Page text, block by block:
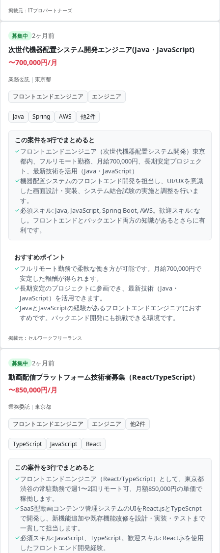
掲載元： ITプロパートナーズ
募集中 2ヶ月前
次世代機器配置システム開発エンジニア(Java・JavaScript)
〜700,000円/月
業務委託 | 東京都
フロントエンドエンジニア エンジニア
Java Spring AWS 他2件
この案件を3行でまとめると
✓フロントエンドエンジニア（次世代機器配置システム開発）東京
都内、フルリモート勤務、月給700,000円、長期安定プロジェク
ト、最新技術を活用（Java・JavaScript）
✓機器配置システムのフロントエンド開発を担当し、UI/UXを意識
した画面設計・実装、システム結合試験の実施と調整を行いま
す。
✓必須スキル: Java, JavaScript, Spring Boot, AWS。歓迎スキル: な
し。フロントエンドとバックエンド両方の知識があるとさらに有
利です。
おすすめポイント
✓フルリモート勤務で柔軟な働き方が可能です。月給700,000円で
安定した報酬が得られます。
✓長期安定のプロジェクトに参画でき、最新技術（Java・
JavaScript）を活用できます。
✓JavaとJavaScriptの経験があるフロントエンドエンジニアにおす
すめです。バックエンド開発にも挑戦できる環境です。
掲載元： セルワークフリーランス
募集中 2ヶ月前
動画配信プラットフォーム技術者募集（React/TypeScript）
〜850,000円/月
業務委託 | 東京都
フロントエンドエンジニア エンジニア 他2件
TypeScript JavaScript React
この案件を3行でまとめると
✓フロントエンドエンジニア（React/TypeScript）として、東京都
渋谷の常駐勤務で週1〜2回リモート可、月額850,000円の単価で
稼働します。
✓SaaS型動画コンテンツ管理システムのUIをReact.jsとTypeScript
で開発し、新機能追加や既存機能改修を設計・実装・テストまで
一貫して担当します。
✓必須スキル: JavaScript、TypeScript。歓迎スキル: React.jsを使用
したフロントエンド開発経験。